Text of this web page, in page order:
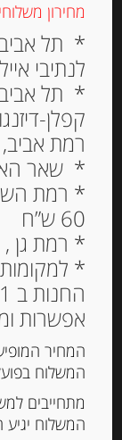
מציג 1–24 מתוך 57 תוצאות
למיין
Out of
Stock
מחירון
* תל
לנתיבי איילון-
* תל אביב
קפלן-
רמת אביב,
* שאר
* רמת
60 ש”ח
* רמת גן ,
*
אפשרות
המחיר
המשלוח
המשלוח